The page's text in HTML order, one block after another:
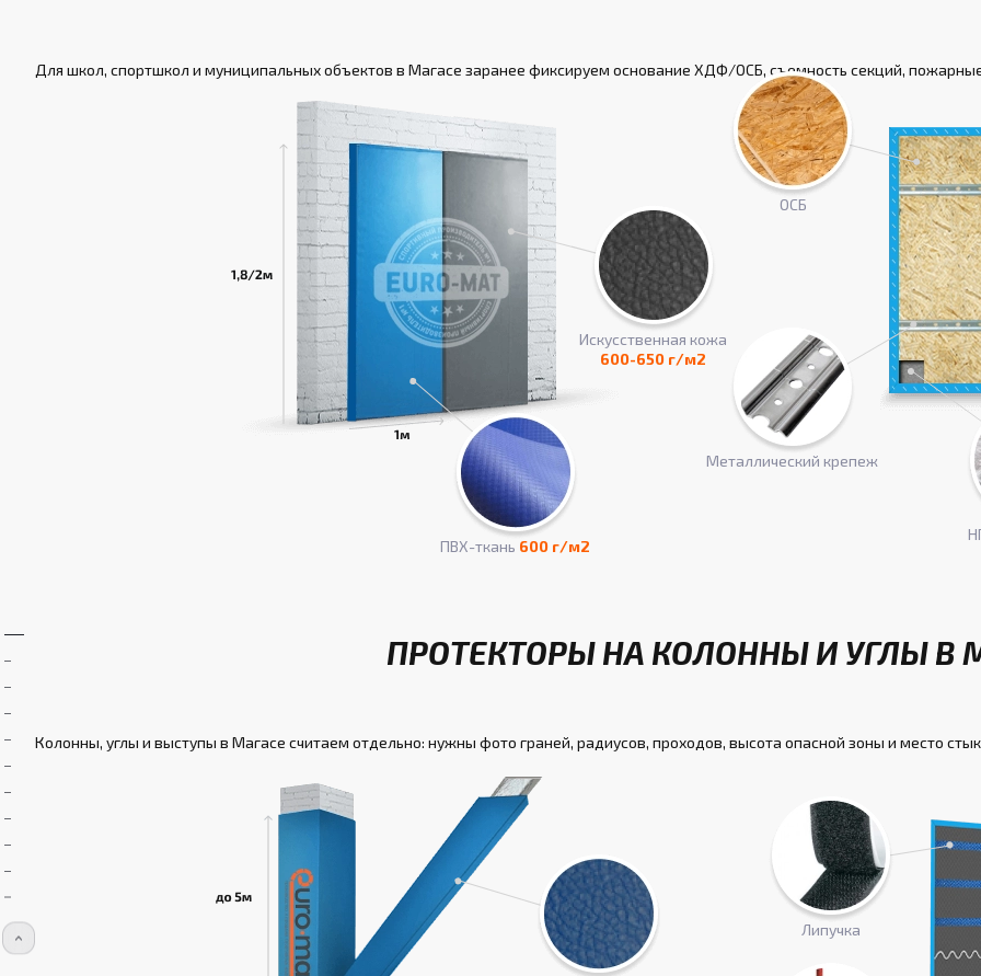
Для школ, спортшкол и муниципальных объектов в Магасе заранее фиксируем основание ХДФ/ОСБ, съемность секций,
ПВХ-ткань 600 г/м2
Искусcтвенная кожа
600-650 г/м2
Металлический крепеж
ОСБ
ПРОТЕКТОРЫ НА КОЛОННЫ И УГЛЫ В
Колонны, углы и выступы в Магасе считаем отдельно: нужны фото граней, радиусов, проходов, высота опасной зоны и место
Липучка